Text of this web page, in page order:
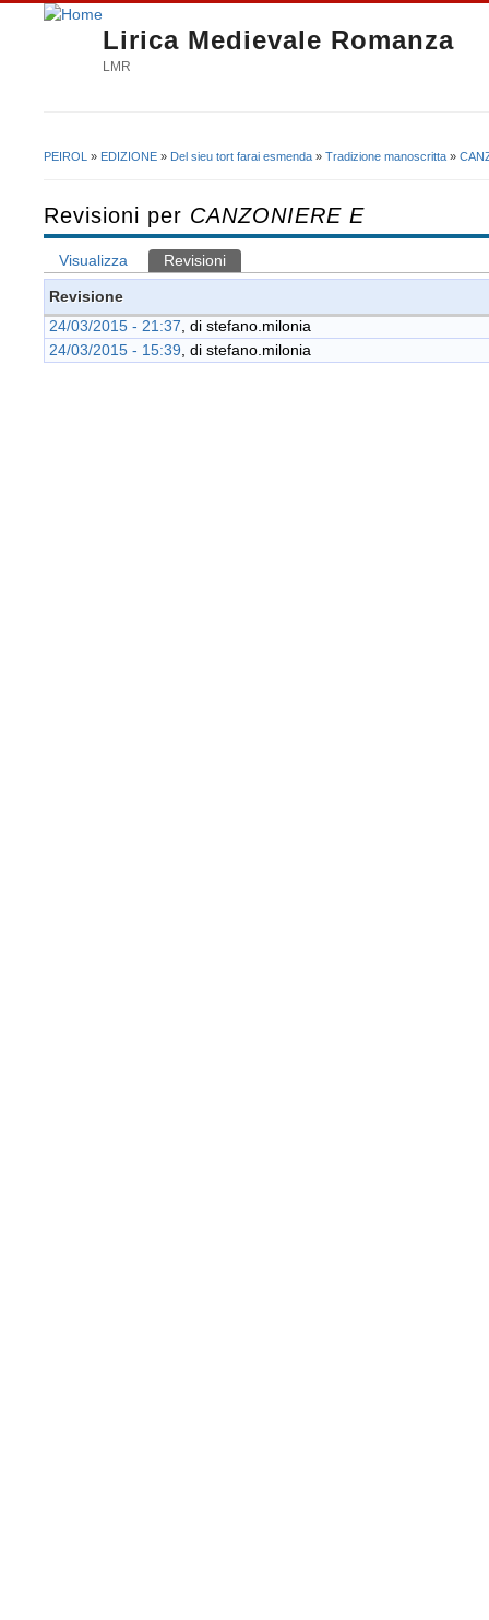
Lirica Medievale Romanza
LMR
PEIROL » EDIZIONE » Del sieu tort farai esmenda » Tradizione manoscritta »
Revisioni per CANZONIERE E
Schede primarie
Visualizza Revisioni
Revisione
24/03/2015 - 21:37 , di stefano.milonia
24/03/2015 - 15:39 , di stefano.milonia